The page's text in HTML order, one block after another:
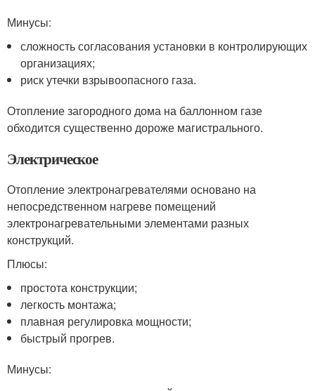
Минусы:
сложность согласования установки в контролирующих
организациях;
риск утечки взрывоопасного газа.
Отопление загородного дома на баллонном газе
обходится существенно дороже магистрального.
Электрическое
Отопление электронагревателями основано на
непосредственном нагреве помещений
электронагревательными элементами разных
конструкций.
Плюсы:
простота конструкции;
легкость монтажа;
плавная регулировка мощности;
быстрый прогрев.
Минусы: